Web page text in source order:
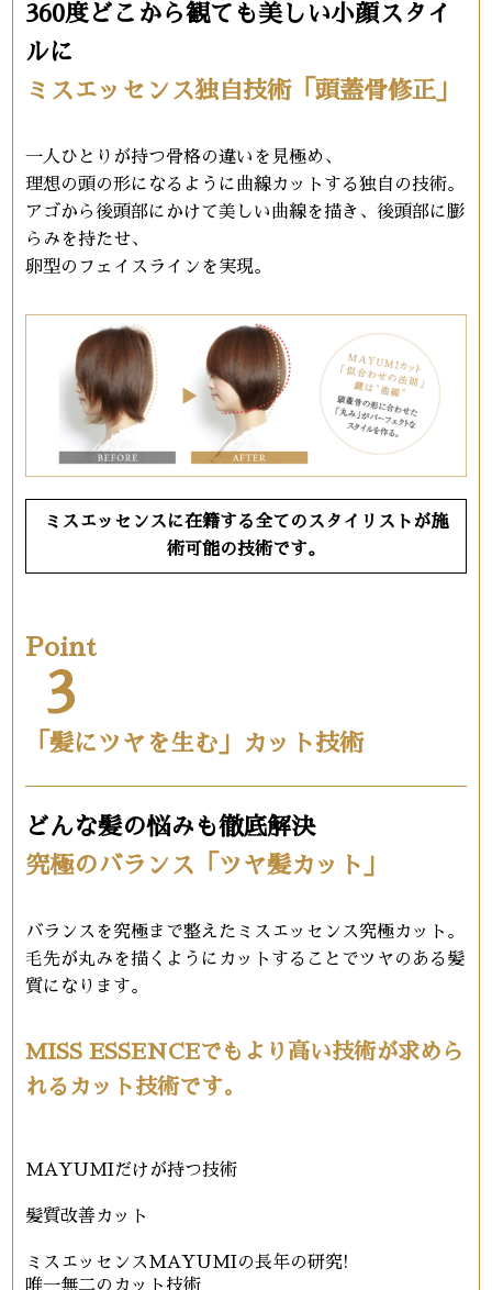
360度どこから観ても美しい小顔スタイ
ルに
ミスエッセンス独自技術「頭蓋骨修正」
一人ひとりが持つ骨格の違いを見極め、
理想の頭の形になるように曲線カットする独自の技術。
アゴから後頭部にかけて美しい曲線を描き、後頭部に膨
らみを持たせ、
卵型のフェイスラインを実現。
ミスエッセンスに在籍する全てのスタイリストが施
術可能の技術です。
Point
3
「髪にツヤを生む」カット技術
どんな髪の悩みも徹底解決
究極のバランス「ツヤ髪カット」
バランスを究極まで整えたミスエッセンス究極カット。
毛先が丸みを描くようにカットすることでツヤのある髪
質になります。
MISS ESSENCEでもより高い技術が求めら
れるカット技術です。
MAYUMIだけが持つ技術
髪質改善カット
ミスエッセンスMAYUMIの長年の研究!
唯一無二のカット技術